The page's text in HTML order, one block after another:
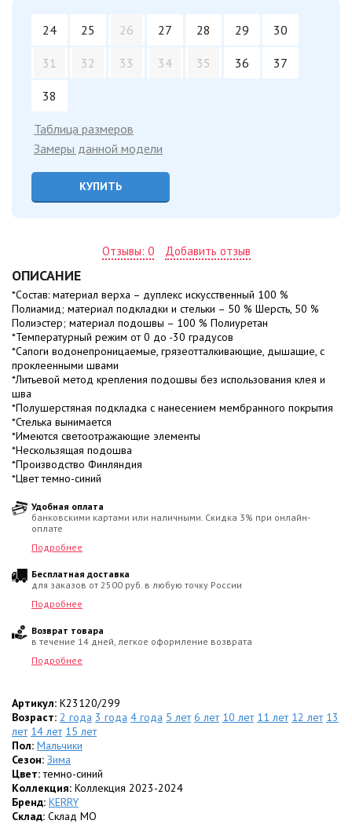
24 25 26 27 28 29 30
31 32 33 34 35 36 37
38
Таблица размеров
Замеры данной модели
КУПИТЬ
Отзывы: 0 Добавить отзыв
ОПИСАНИЕ
*Состав: материал верха – дуплекс искусственный 100 %
Полиамид; материал подкладки и стельки – 50 % Шерсть, 50 %
Полиэстер; материал подошвы – 100 % Полиуретан
*Температурный режим от 0 до -30 градусов
*Сапоги водонепроницаемые, грязеотталкивающие, дышащие, с
проклеенными швами
*Литьевой метод крепления подошвы без использования клея и
шва
*Полушерстяная подкладка с нанесением мембранного покрытия
*Стелька вынимается
*Имеются светоотражающие элементы
*Нескользящая подошва
*Производство Финляндия
*Цвет темно-синий
Удобная оплата
банковскими картами или наличными. Скидка 3% при онлайн-
оплате
Подробнее
Бесплатная доставка
для заказов от 2500 руб. в любую точку России
Подробнее
Возврат товара
в течение 14 дней, легкое оформление возврата
Подробнее
Артикул: K23120/299
Возраст: 2 года 3 года 4 года 5 лет 6 лет 10 лет 11 лет 12 лет 13
лет 14 лет 15 лет
Пол: Мальчики
Сезон: Зима
Цвет:темно-синий
Коллекция: Коллекция 2023-2024
Бренд: KERRY
Склад: Склад МО